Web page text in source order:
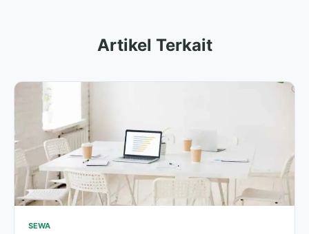
Artikel Terkait
SEWA